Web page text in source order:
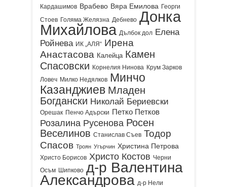
Кардашимов Врабево Вяра Емилова Георги
Стоев Голяма Желязна Дебнево Донка
Михайлова Дълбок дол Елена
Ройнева ИК „АЛЯ“ Ирена
Анастасова Калейца Камен
Спасовски Корнелия Нинова Крум Зарков
Ловеч Милко Недялков Минчо
Казанджиев Младен
Богдански Николай Бериевски
Орешак Пенчо Адърски Петко Петков
Розалина Русенова Росен
Веселинов Станислав Съев Тодор
Спасов Троян Угърчин Христина Петрова
Христо Борисов Христо Костов Черни
Осъм
Шипково д-р Валентина
Александрова д-р Нели